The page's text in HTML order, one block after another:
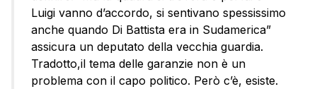
Luigi vanno d’accordo, si sentivano spessissimo
anche quando Di Battista era in Sudamerica”
assicura un deputato della vecchia guardia.
Tradotto,il tema delle garanzie non è un
problema con il capo politico. Però c’è, esiste.